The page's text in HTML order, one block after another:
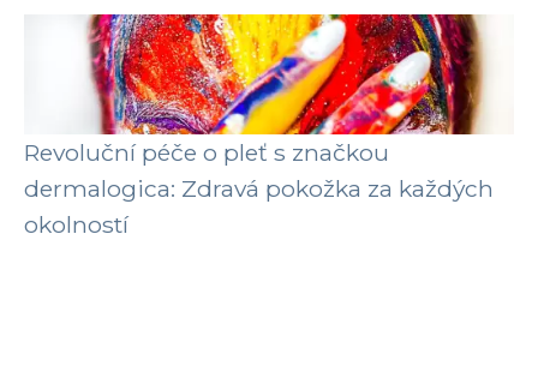
Revoluční péče o pleť s značkou
dermalogica: Zdravá pokožka za každých
okolností